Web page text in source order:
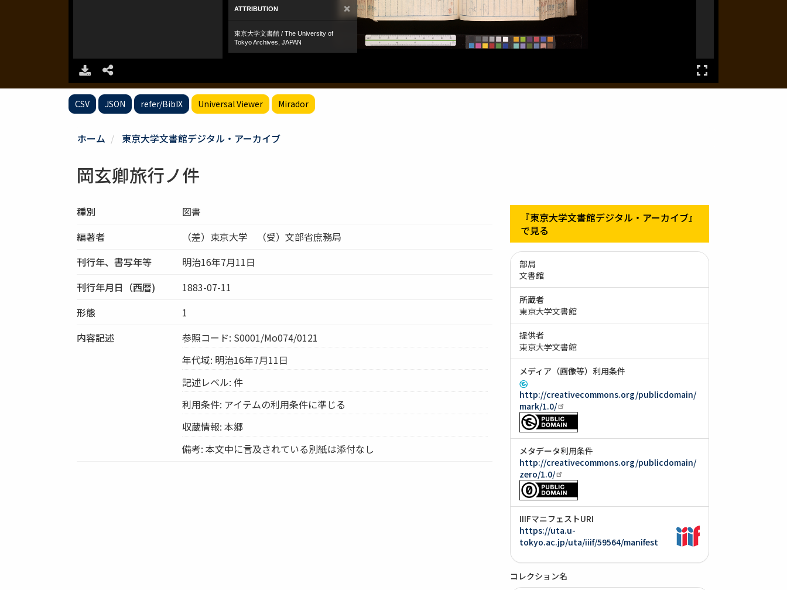
CSV JSON refer/BibIX Universal Viewer Mirador
ホーム 東京大学文書館デジタル・アーカイブ
岡玄卿旅行ノ件
種別
図書
編著者
（差）東京大学 （受）文部省庶務局
刊行年、書写年等
明治16年7月11日
刊行年月日（西暦)
1883-07-11
形態
1
内容記述
参照コード: S0001/Mo074/0121
年代域: 明治16年7月11日
記述レベル: 件
利用条件: アイテムの利用条件に準じる
収蔵情報: 本郷
備考: 本文中に言及されている別紙は添付なし
『東京大学文書館デジタル・アーカイブ』
で見る
部局
文書館
所蔵者
東京大学文書館
提供者
東京大学文書館
メディア（画像等）利用条件
http://creativecommons.org/publicdomain/
mark/1.0/
メタデータ利用条件
http://creativecommons.org/publicdomain/
zero/1.0/
IIIFマニフェストURI
https://uta.u-
tokyo.ac.jp/uta/iiif/59564/manifest
コレクション名